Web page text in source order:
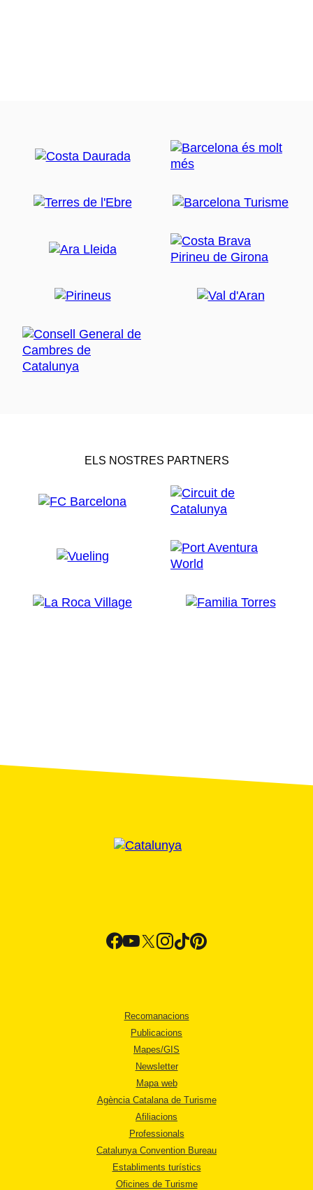
ELS NOSTRES PARTNERS
Recomanacions
Publicacions
Mapes/GIS
Newsletter
Mapa web
Agència Catalana de Turisme
Afiliacions
Professionals
Catalunya Convention Bureau
Establiments turístics
Oficines de Turisme